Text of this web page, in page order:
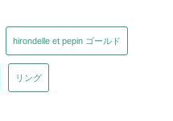
hirondelle et pepin ゴールド
リング